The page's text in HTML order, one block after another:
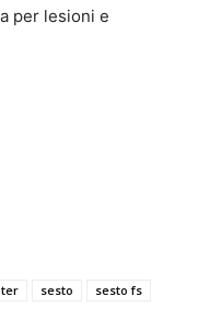
per lesioni e
sesto
sesto fs